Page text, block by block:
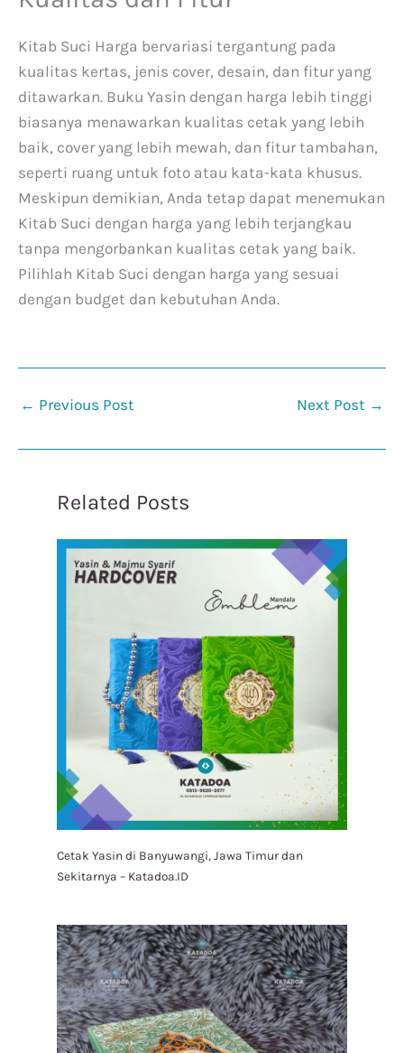
Kitab Suci Harga bervariasi tergantung pada
kualitas kertas, jenis cover, desain, dan fitur yang
ditawarkan. Buku Yasin dengan harga lebih tinggi
biasanya menawarkan kualitas cetak yang lebih
baik, cover yang lebih mewah, dan fitur tambahan,
seperti ruang untuk foto atau kata-kata khusus.
Meskipun demikian, Anda tetap dapat menemukan
Kitab Suci dengan harga yang lebih terjangkau
tanpa mengorbankan kualitas cetak yang baik.
Pilihlah Kitab Suci dengan harga yang sesuai
dengan budget dan kebutuhan Anda.
← Previous Post Next Post →
Related Posts
Cetak Yasin di Banyuwangi, Jawa Timur dan
Sekitarnya – Katadoa.ID